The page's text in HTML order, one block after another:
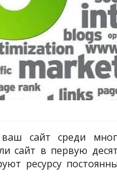
сайт среди
сайт в первую
ресурсу